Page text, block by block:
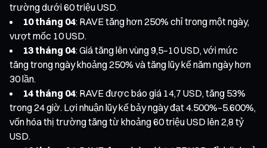
trường dưới 60 triệu USD.
10 tháng 04: RAVE tăng hơn 250% chỉ trong một ngày,
vượt mốc 10 USD.
13 tháng 04: Giá tăng lên vùng 9,5–10 USD, với mức
tăng trong ngày khoảng 250% và tăng lũy kế năm ngày hơn
30 lần.
14 tháng 04: RAVE được báo giá 14,7 USD, tăng 53%
trong 24 giờ. Lợi nhuận lũy kế bảy ngày đạt 4.500%–5.600%,
vốn hóa thị trường tăng từ khoảng 60 triệu USD lên 2,8 tỷ
USD.